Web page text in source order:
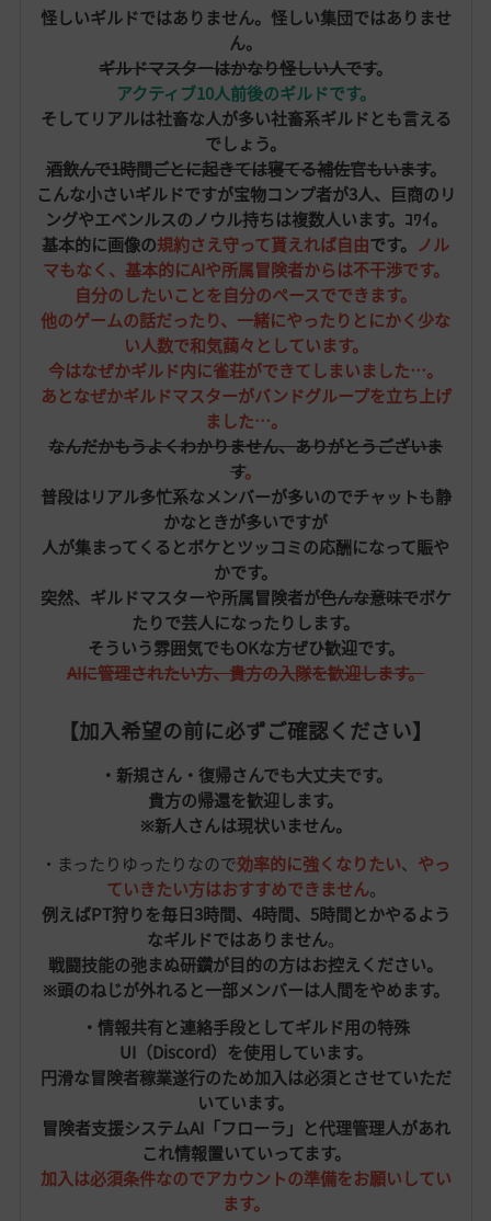
怪しいギルドではありません。怪しい集団ではありませ
ん。
ギルドマスターはかなり怪しい人です。
アクティブ10人前後のギルドです。
そしてリアルは社畜な人が多い社畜系ギルドとも言える
でしょう。
酒飲んで1時間ごとに起きては寝てる補佐官もいます。
こんな小さいギルドですが宝物コンプ者が3人、巨商のリ
ングやエベンルスのノウル持ちは複数人います。ｺﾜｲ。
基本的に画像の規約さえ守って貰えれば自由です。 ノル
マもなく、基本的にAIや所属冒険者からは不干渉です。
自分のしたいことを自分のペースでできます。
他のゲームの話だったり、一緒にやったりとにかく少な
い人数で和気藹々としています。
今はなぜかギルド内に雀荘ができてしまいました…。
あとなぜかギルドマスターがバンドグループを立ち上げ
ました…。
なんだかもうよくわかりません、ありがとうございま
す。
普段はリアル多忙系なメンバーが多いのでチャットも静
かなときが多いですが
人が集まってくるとボケとツッコミの応酬になって賑や
かです。
突然、ギルドマスターや所属冒険者が色んな意味でボケ
たりで芸人になったりします。
そういう雰囲気でもOKな方ぜひ歓迎です。
AIに管理されたい方、貴方の入隊を歓迎します。
【加入希望の前に必ずご確認ください】
・新規さん・復帰さんでも大丈夫です。
貴方の帰還を歓迎します。
※新人さんは現状いません。
・まったりゆったりなので効率的に強くなりたい、 やっ
ていきたい方はおすすめできません。
例えばPT狩りを毎日3時間、4時間、5時間とかやるよう
なギルドではありません。
戦闘技能の弛まぬ研鑽が目的の方はお控えください。
※頭のねじが外れると一部メンバーは人間をやめます。
・情報共有と連絡手段としてギルド用の特殊
UI（Discord）を使用しています。
円滑な冒険者稼業遂行のため加入は必須とさせていただ
いています。
冒険者支援システムAI「フローラ」と代理管理人があれ
これ情報置いていってます。
加入は必須条件なのでアカウントの準備をお願いしてい
ます。